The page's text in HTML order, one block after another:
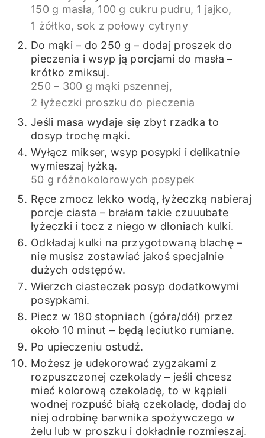
150 g masła, 100 g cukru pudru, 1 jajko,
1 żółtko, sok z połowy cytryny
Do mąki – do 250 g – dodaj proszek do
pieczenia i wsyp ją porcjami do masła –
krótko zmiksuj.
250 – 300 g mąki pszennej,
2 łyżeczki proszku do pieczenia
Jeśli masa wydaje się zbyt rzadka to
dosyp trochę mąki.
Wyłącz mikser, wsyp posypki i delikatnie
wymieszaj łyżką.
50 g różnokolorowych posypek
Ręce zmocz lekko wodą, łyżeczką nabieraj
porcje ciasta – brałam takie czuuubate
łyżeczki i tocz z niego w dłoniach kulki.
Odkładaj kulki na przygotowaną blachę –
nie musisz zostawiać jakoś specjalnie
dużych odstępów.
Wierzch ciasteczek posyp dodatkowymi
posypkami.
Piecz w 180 stopniach (góra/dół) przez
około 10 minut – będą leciutko rumiane.
Po upieczeniu ostudź.
Możesz je udekorować zygzakami z
rozpuszczonej czekolady – jeśli chcesz
mieć kolorową czekoladę, to w kąpieli
wodnej rozpuść białą czekoladę, dodaj do
niej odrobinę barwnika spożywczego w
żelu lub w proszku i dokładnie rozmieszaj.